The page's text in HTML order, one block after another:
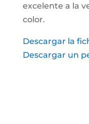
excelente a la
color.
Descargar la
Descargar un